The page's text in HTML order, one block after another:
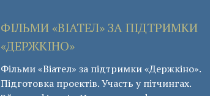
ФІЛЬМИ «ВІАТЕЛ» ЗА ПІДТРИМКИ
«ДЕРЖКІНО»
Фільми «Віател» за підтримки «Держкіно».
Підготовка проектів. Участь у пітчингах.